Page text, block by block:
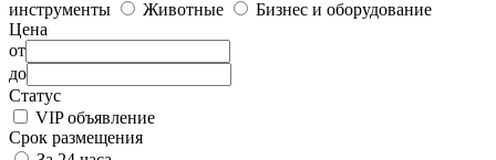
инструменты
Животные
Бизнес и оборудование
Цена
от
до
Статус
VIP объявление
Срок размещения